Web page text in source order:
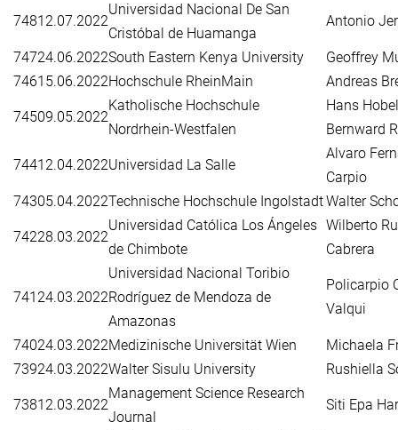
74812.07.2022
Universidad Nacional De San
Cristóbal de Huamanga
Antonio
74724.06.2022South Eastern Kenya University
Geoffrey
74615.06.2022Hochschule RheinMain Andreas
74509.05.2022
Katholische Hochschule
Nordrhein-Westfalen
Hans
Bernward
74412.04.2022Universidad La Salle
Alvaro
Carpio
74305.04.2022Technische Hochschule IngolstadtWalter
74228.03.2022
Universidad Católica Los Ángeles
de Chimbote
Wilberto
Cabrera
741 24.03.2022
Universidad Nacional Toribio
Rodríguez de Mendoza de
Amazonas
Policarpio
Valqui
74024.03.2022Medizinische Universität Wien
Michaela
73924.03.2022Walter Sisulu University Rushiella
73812.03.2022
Management Science Research
Journal
Siti Epa